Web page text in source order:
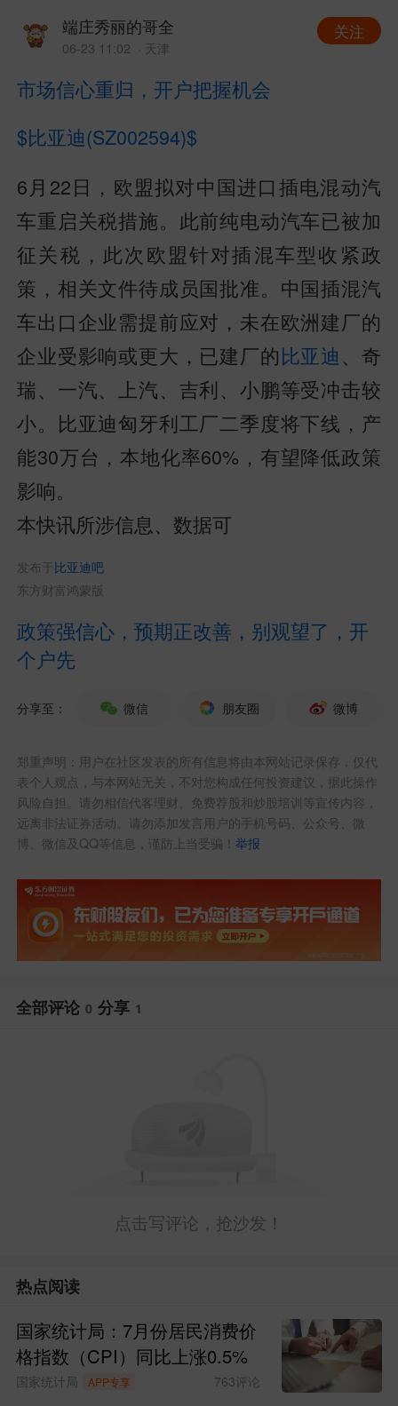
端庄秀丽的哥全
06-23 11:02 · 天津
关注
市场信心重归，开户把握机会
$比亚迪(SZ002594)$
6月22日，欧盟拟对中国进口插电混动汽
车重启关税措施。此前纯电动汽车已被加
征关税，此次欧盟针对插混车型收紧政
策，相关文件待成员国批准。中国插混汽
车出口企业需提前应对，未在欧洲建厂的
企业受影响或更大，已建厂的比亚迪 、奇
瑞、一汽、上汽、吉利、小鹏等受冲击较
小。比亚迪匈牙利工厂二季度将下线，产
能30万台，本地化率60%，有望降低政策
影响。
本快讯所涉信息、数据可
发布于 比亚迪吧
东方财富鸿蒙版
政策强信心，预期正改善，别观望了，开
个户先
分享至： 微信 朋友圈 微博
郑重声明：用户在社区发表的所有信息将由本网站记录保存，仅代
表个人观点，与本网站无关，不对您构成任何投资建议，据此操作
风险自担。请勿相信代客理财、免费荐股和炒股培训等宣传内容，
远离非法证券活动。请勿添加发言用户的手机号码、公众号、微
博、微信及QQ等信息，谨防上当受骗！举报
全部评论 0 分享 1
点击写评论，抢沙发！
热点阅读
国家统计局：7月份居民消费价
格指数（CPI）同比上涨0.5%
国家统计局 APP专享 763评论